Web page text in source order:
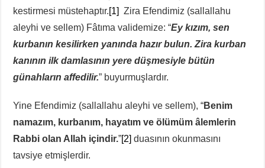
kestirmesi müstehaptır.[1] Zira Efendimiz (sallallahu
aleyhi ve sellem) Fâtıma validemize: “Ey kızım, sen
kurbanın kesilirken yanında hazır bulun. Zira kurban
kanının ilk damlasının yere düşmesiyle bütün
günahların affedilir.” buyurmuşlardır.
Yine Efendimiz (sallallahu aleyhi ve sellem), “Benim
namazım, kurbanım, hayatım ve ölümüm âlemlerin
Rabbi olan Allah içindir.”[2] duasının okunmasını
tavsiye etmişlerdir.